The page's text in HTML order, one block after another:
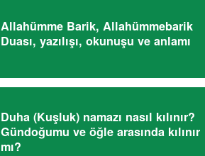
Allahümme Barik, Allahümmebarik
Duası, yazılışı, okunuşu ve anlamı
Duha (Kuşluk) namazı nasıl kılınır?
Gündoğumu ve öğle arasında kılınır
mı?